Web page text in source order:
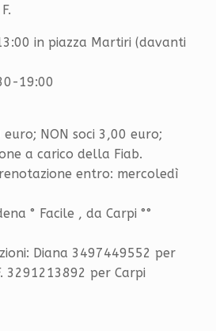
in piazza Martiri (davanti
19:00
euro; NON soci 3,00 euro;
a carico della Fiab.
entro: mercoledì
° Facile , da Carpi °°
Diana 3497449552 per
3291213892 per Carpi